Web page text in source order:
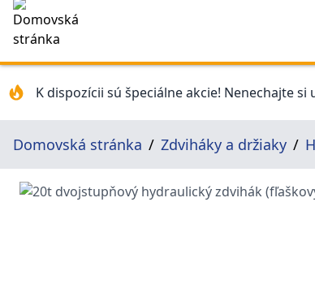
K dispozícii sú špeciálne akcie! Nenechajte si
Domovská stránka Zdviháky a držiaky